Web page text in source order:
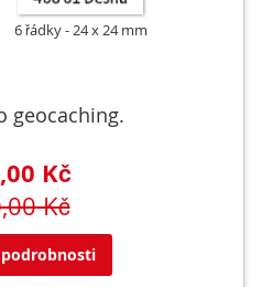
6 řádky 24 x 24 mm
geocaching.
Kč
Kč